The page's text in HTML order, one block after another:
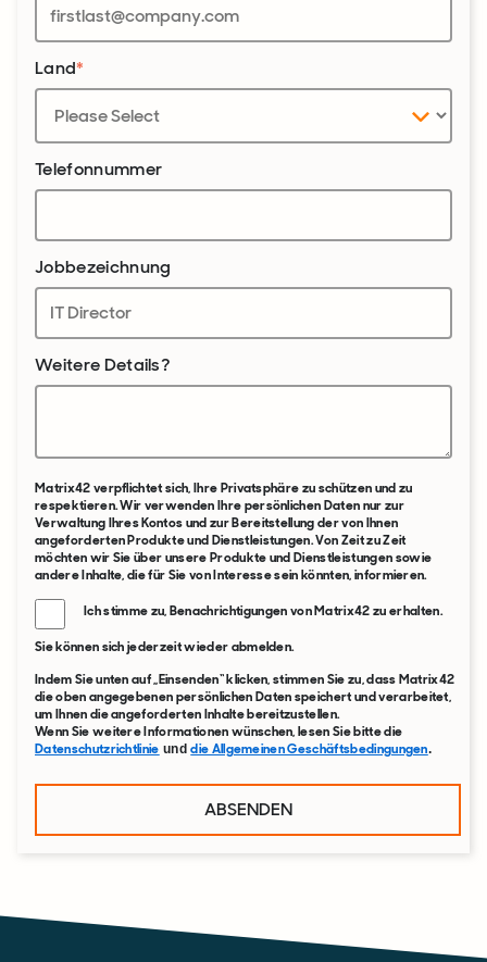
Land*
Telefonnummer
Jobbezeichnung
Weitere Details?
Matrix42 verpflichtet sich, Ihre Privatsphäre zu schützen und zu
respektieren. Wir verwenden Ihre persönlichen Daten nur zur
Verwaltung Ihres Kontos und zur Bereitstellung der von Ihnen
angeforderten Produkte und Dienstleistungen. Von Zeit zu Zeit
möchten wir Sie über unsere Produkte und Dienstleistungen sowie
andere Inhalte, die für Sie von Interesse sein könnten, informieren.
Ich stimme zu, Benachrichtigungen von Matrix42 zu erhalten.
Sie können sich jederzeit wieder abmelden.
Indem Sie unten auf „Einsenden“ klicken, stimmen Sie zu, dass Matrix42
die oben angegebenen persönlichen Daten speichert und verarbeitet,
um Ihnen die angeforderten Inhalte bereitzustellen.
Wenn Sie weitere Informationen wünschen, lesen Sie bitte die
Datenschutzrichtlinie und die Allgemeinen Geschäftsbedingungen.